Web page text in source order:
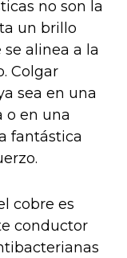
no son la
un brillo
alinea a la
Colgar
sea en una
o en una
fantástica
cobre es
conductor